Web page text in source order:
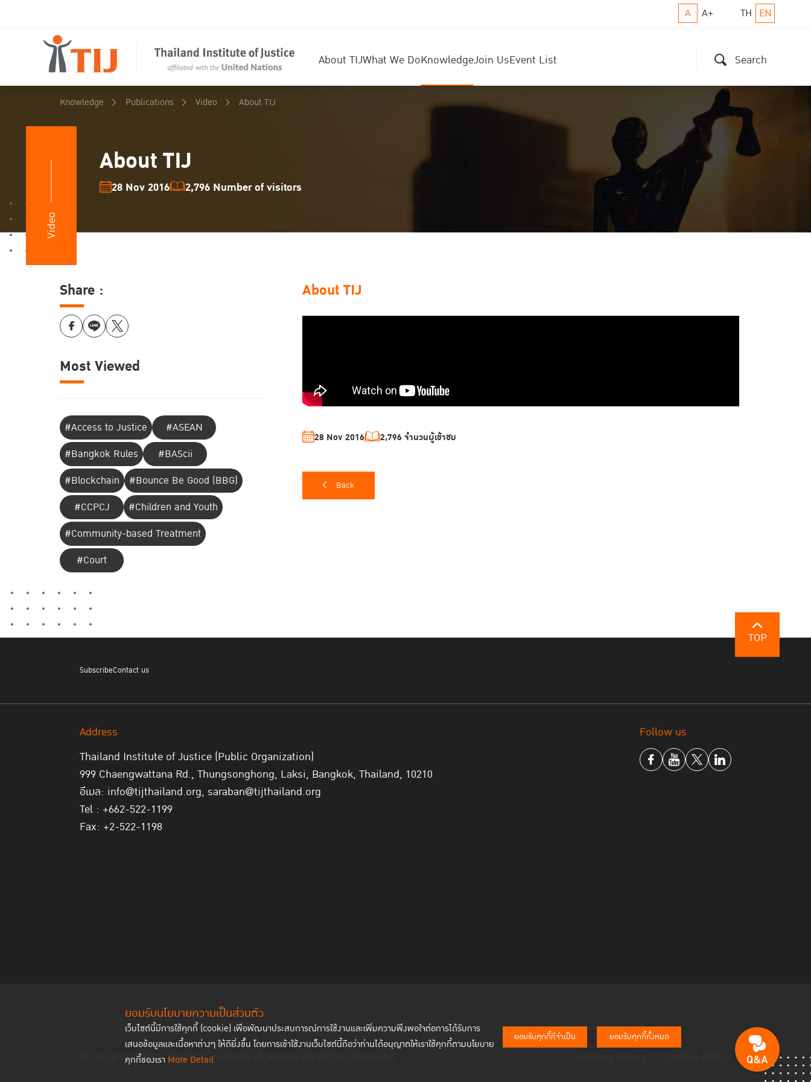
A A+ TH EN
About TIJWhat We DoKnowledgeJoin UsEvent List Search
ยอมรับนโยบายความเป็นส่วนตัว
เว็บไซต์นี้มีการใช้คุกกี้ (cookie) เพื่อพัฒนาประสบการณ์การใช้งานและเพิ่มความพึงพอใจต่อการได้รับการ
เสนอข้อมูลและเนื้อหาต่างๆ ให้ดียิ่งขึ้น โดยการเข้าใช้งานเว็บไซต์นี้ถือว่าท่านได้อนุญาตให้เราใช้คุกกี้ตามนโยบาย
คุกกี้ของเรา More Detail
ยอมรับคุกกี้ที่จำเป็น ยอมรับคุกกี้ทั้งหมด
Knowledge Publications Video About TIJ
Video
About TIJ
28 Nov 2016 2,796 Number of visitors
About TIJ
28 Nov 2016 2,796 จำนวนผู้เข้าชม
Back
Share :
Most Viewed
#Access to Justice
#ASEAN
#Bangkok Rules
#BAScii
#Blockchain
#Bounce Be Good (BBG)
#CCPCJ
#Children and Youth
#Community-based Treatment
#Court
TOP
SubscribeContact us
Address
Thailand Institute of Justice (Public Organization)
999 Chaengwattana Rd., Thungsonghong, Laksi, Bangkok, Thailand, 10210
อีเมล: info@tijthailand.org, saraban@tijthailand.org
Tel : +662-522-1199
Fax: +2-522-1198
Follow us
© Copyright 2023 Thailand Institute of Justice All Rights Reserved